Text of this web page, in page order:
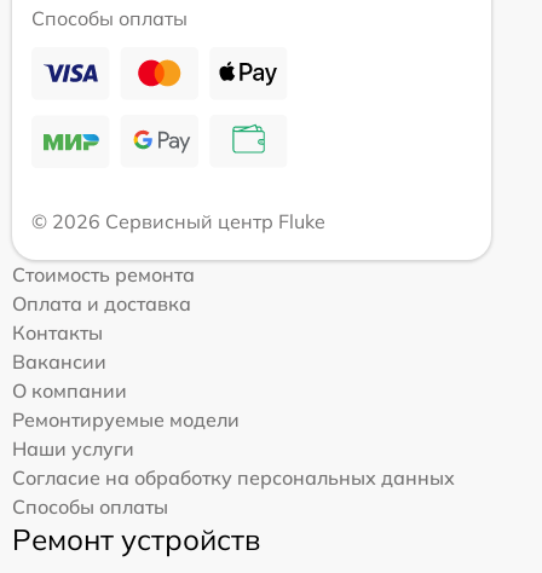
Способы оплаты
© 2026 Сервисный центр Fluke
Стоимость ремонта
Оплата и доставка
Контакты
Вакансии
О компании
Ремонтируемые модели
Наши услуги
Согласие на обработку персональных данных
Способы оплаты
Ремонт устройств